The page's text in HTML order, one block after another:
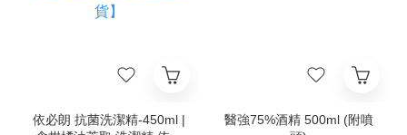
依必朗 抗菌洗潔精-450ml |
醫強75%酒精 500ml (附噴